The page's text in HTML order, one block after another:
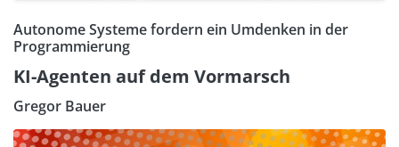
Autonome Systeme fordern ein Umdenken in der
Programmierung
KI-Agenten auf dem Vormarsch
Gregor Bauer